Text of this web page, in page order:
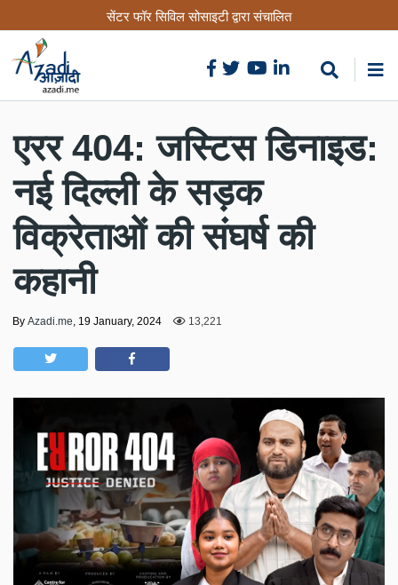
to
content
सेंटर फॉर सिविल सोसाइटी द्वारा संचालित
एरर 404: जस्टिस डिनाइड:
नई दिल्ली के सड़क
विक्रेताओं की संघर्ष की
कहानी
By Azadi.me, 19 January, 2024 13,221